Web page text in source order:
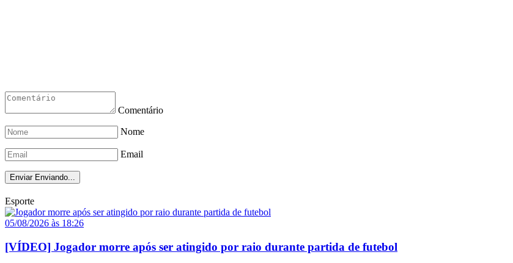
Comentário
Nome
Email
Enviar Enviando...
Esporte
05/08/2026 às 18:26
[VÍDEO] Jogador morre após ser atingido por raio durante partida de futebol